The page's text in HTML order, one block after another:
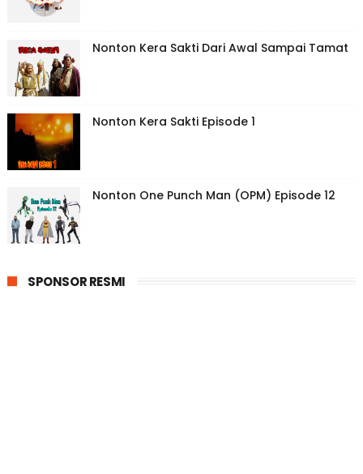
Nonton Kera Sakti Dari Awal Sampai Tamat
Nonton Kera Sakti Episode 1
Nonton One Punch Man (OPM) Episode 12
SPONSOR RESMI